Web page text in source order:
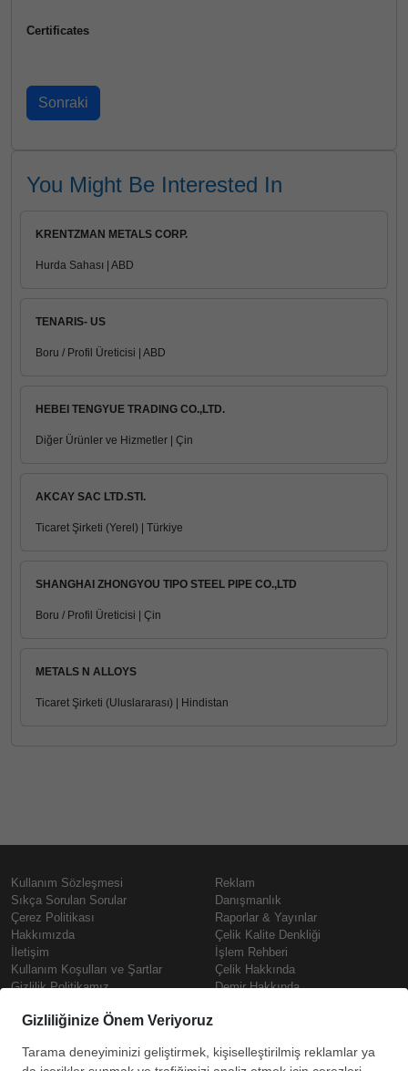
Certificates
You Might Be Interested In
KRENTZMAN METALS CORP.
Hurda Sahası | ABD
TENARIS- US
Boru / Profil Üreticisi | ABD
HEBEI TENGYUE TRADING CO.,LTD.
Diğer Ürünler ve Hizmetler | Çin
AKCAY SAC LTD.STI.
Ticaret Şirketi (Yerel) | Türkiye
SHANGHAI ZHONGYOU TIPO STEEL PIPE CO.,LTD
Boru / Profil Üreticisi | Çin
METALS N ALLOYS
Ticaret Şirketi (Uluslararası) | Hindistan
Kullanım Sözleşmesi
Sıkça Sorulan Sorular
Çerez Politikası
Hakkımızda
İletişim
Kullanım Koşulları ve Şartlar
Gizlilik Politikamız
Prime
Reklam
Danışmanlık
Raporlar & Yayınlar
Çelik Kalite Denkliği
İşlem Rehberi
Çelik Hakkında
Demir Hakkında
Çelik Fiyatları Copyright © SteelOrbis Elektronik